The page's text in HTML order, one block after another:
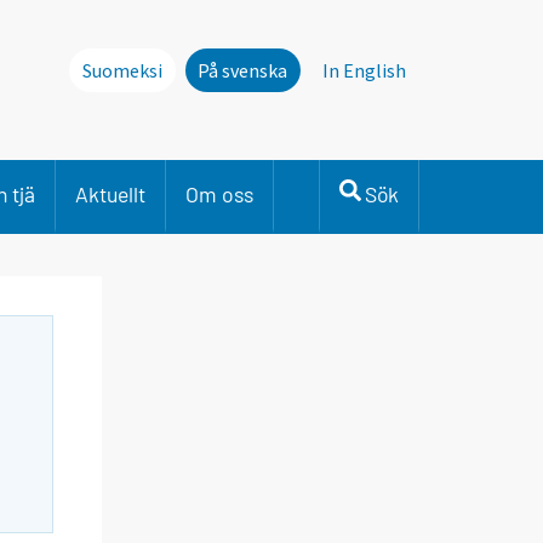
Suomeksi På svenska In English
tjä Aktuellt Om oss Sök